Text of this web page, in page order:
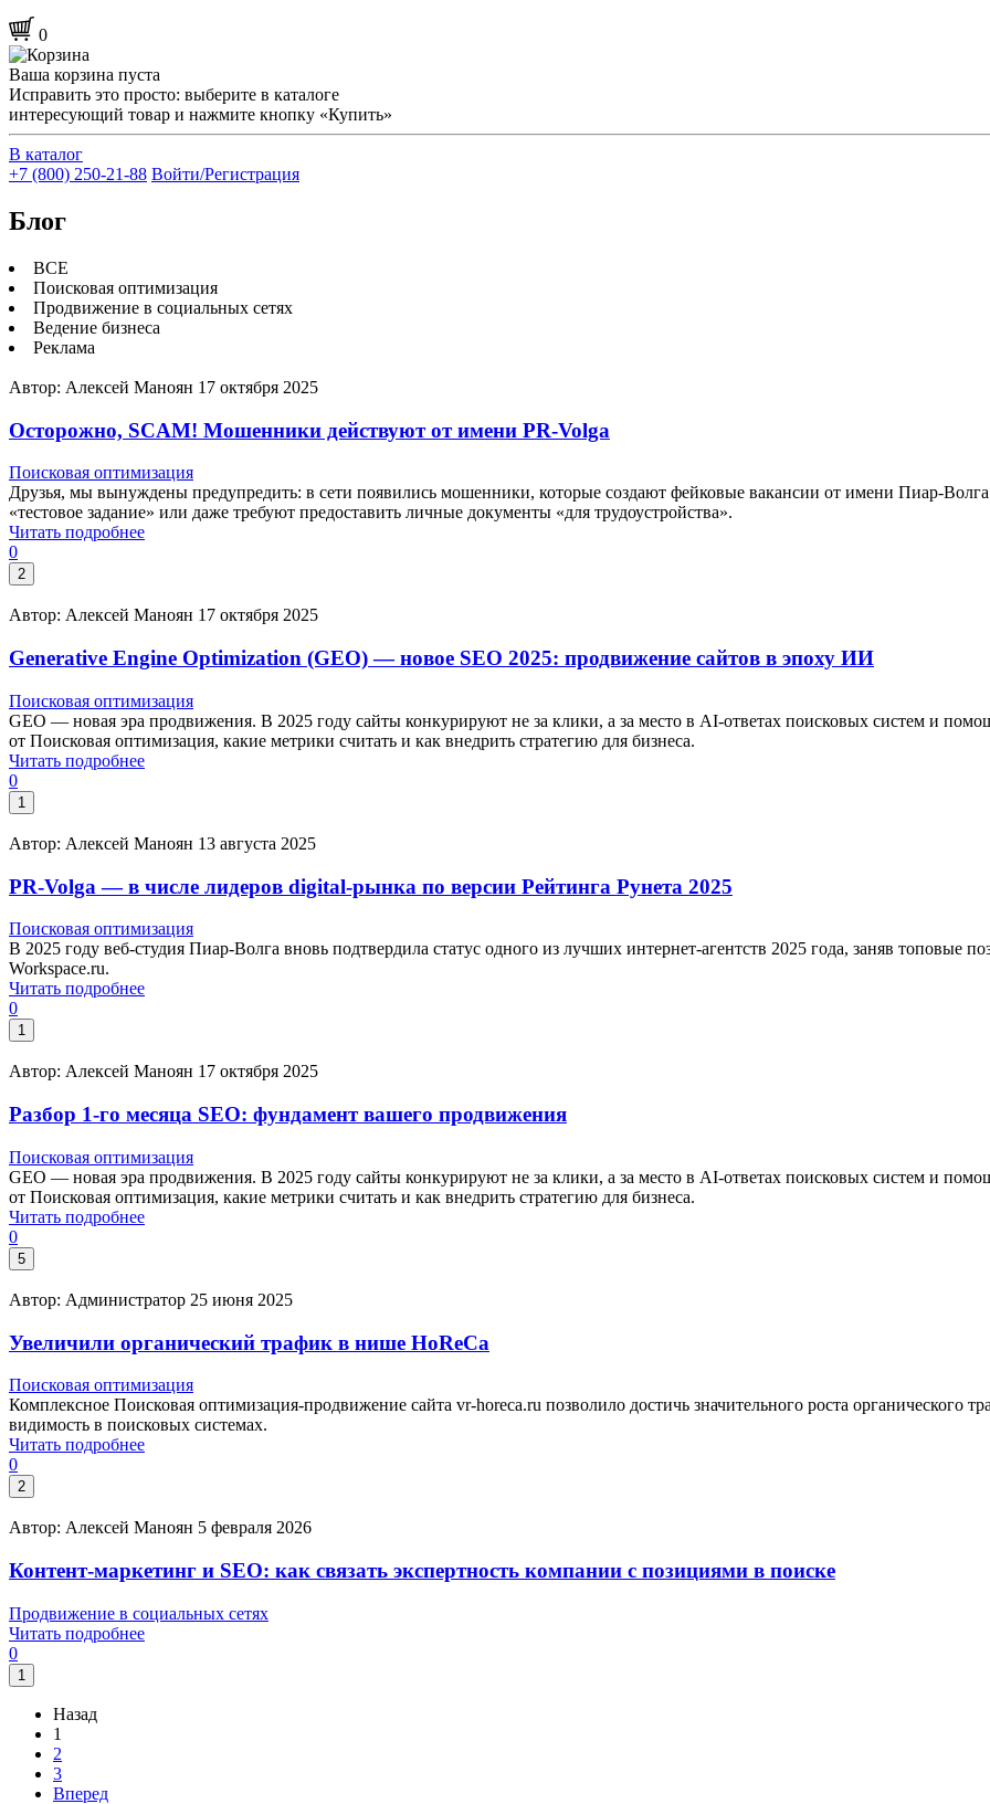
0
Ваша корзина пуста
Исправить это просто: выберите в каталоге
интересующий товар и нажмите кнопку «Купить»
В каталог
+7 (800) 250-21-88 Войти/Регистрация
Блог
ВСЕ
Поисковая оптимизация
Продвижение в социальных сетях
Ведение бизнеса
Реклама
Автор: Алексей Маноян 17 октября 2025
Осторожно, SCAM! Мошенники действуют от имени PR-Volga
Поисковая оптимизация
Друзья, мы вынуждены предупредить: в сети появились мошенники, которые создают фейковые вакансии от имени Пиар-
«тестовое задание» или даже требуют предоставить личные документы «для трудоустройства».
Читать подробнее
0
2
Автор: Алексей Маноян 17 октября 2025
Generative Engine Optimization (GEO) — новое SEO 2025: продвижение сайтов в эпоху ИИ
Поисковая оптимизация
GEO — новая эра продвижения. В 2025 году сайты конкурируют не за клики, а за место в AI-ответах поисковых систем и
от Поисковая оптимизация, какие метрики считать и как внедрить стратегию для бизнеса.
Читать подробнее
0
1
Автор: Алексей Маноян 13 августа 2025
PR-Volga — в числе лидеров digital-рынка по версии Рейтинга Рунета 2025
Поисковая оптимизация
В 2025 году веб-студия Пиар-Волга вновь подтвердила статус одного из лучших интернет-агентств 2025 года, заняв топовые
Workspace.ru.
Читать подробнее
0
1
Автор: Алексей Маноян 17 октября 2025
Разбор 1-го месяца SEO: фундамент вашего продвижения
Поисковая оптимизация
GEO — новая эра продвижения. В 2025 году сайты конкурируют не за клики, а за место в AI-ответах поисковых систем и
от Поисковая оптимизация, какие метрики считать и как внедрить стратегию для бизнеса.
Читать подробнее
0
5
Автор: Администратор 25 июня 2025
Увеличили органический трафик в нише HoReCa
Поисковая оптимизация
Комплексное Поисковая оптимизация-продвижение сайта vr-horeca.ru позволило достичь значительного роста органического
видимость в поисковых системах.
Читать подробнее
0
2
Автор: Алексей Маноян 5 февраля 2026
Контент-маркетинг и SEO: как связать экспертность компании с позициями в поиске
Продвижение в социальных сетях
Читать подробнее
0
1
Назад
1
2
3
Вперед